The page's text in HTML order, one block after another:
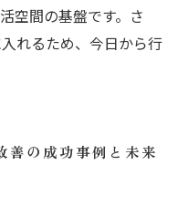
空間の基盤です。さ
れるため、今日から行
善の成功事例と未来